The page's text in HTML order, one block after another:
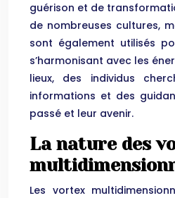
guérison et de
de nombreuses cultures,
sont également utilisés
s’harmonisant avec les
lieux, des individus
informations et des
passé et leur avenir.
La nature des
Les vortex